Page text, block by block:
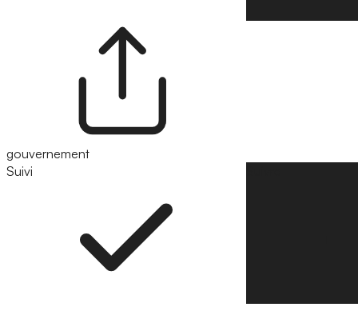
gouvernement
Suivi